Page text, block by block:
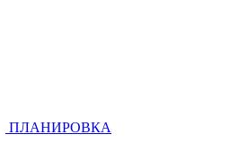
ПЛАНИРОВКА